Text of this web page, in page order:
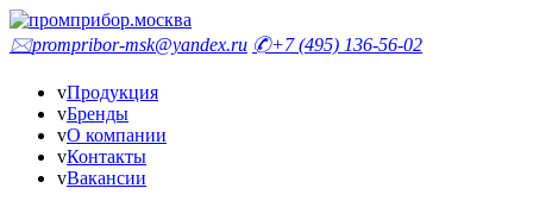
🖂prompribor-msk@yandex.ru ✆+7 (495) 136-56-02
vПродукция
vБренды
vО компании
vКонтакты
vВакансии